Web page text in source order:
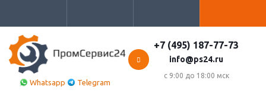
Whatsapp Telegram
+7 (495) 187-77-73
info@ps24.ru
с 9:00 до 18:00 мск